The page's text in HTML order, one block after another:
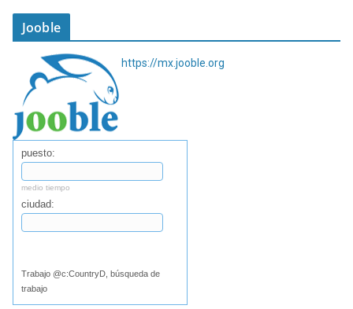
Jooble
https://mx.jooble.org
puesto:
medio tiempo
ciudad:
Trabajo @c:CountryD, búsqueda de
trabajo